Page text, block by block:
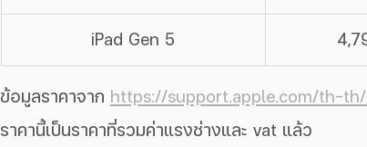
iPad Gen 5
ข้อมูลราคาจาก https://support.apple.com/th-
ราคานี้เป็นราคาที่รวมค่าแรงช่างและ vat แล้ว